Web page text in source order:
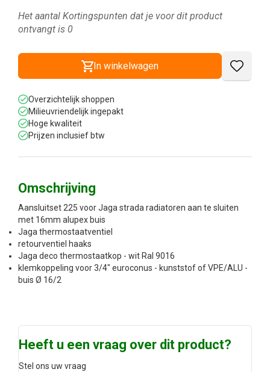
Het aantal Kortingspunten dat je voor dit product
ontvangt is 0
In winkelwagen
Overzichtelijk shoppen
Milieuvriendelijk ingepakt
Hoge kwaliteit
Prijzen inclusief btw
Omschrijving
Aansluitset 225 voor Jaga strada radiatoren aan te sluiten
met 16mm alupex buis
Jaga thermostaatventiel
retourventiel haaks
Jaga deco thermostaatkop - wit Ral 9016
klemkoppeling voor 3/4" euroconus - kunststof of VPE/ALU -
buis Ø 16/2
Heeft u een vraag over dit product?
Stel ons uw vraag